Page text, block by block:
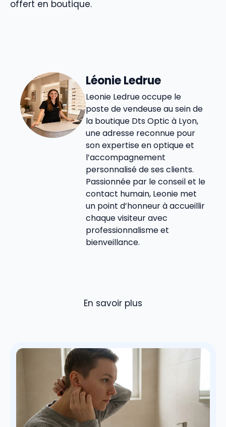
offert en boutique.
Léonie Ledrue
Leonie Ledrue occupe le
poste de vendeuse au sein de
la boutique Dts Optic à Lyon,
une adresse reconnue pour
son expertise en optique et
l’accompagnement
personnalisé de ses clients.
Passionnée par le conseil et le
contact humain, Leonie met
un point d’honneur à accueillir
chaque visiteur avec
professionnalisme et
bienveillance.
En savoir plus